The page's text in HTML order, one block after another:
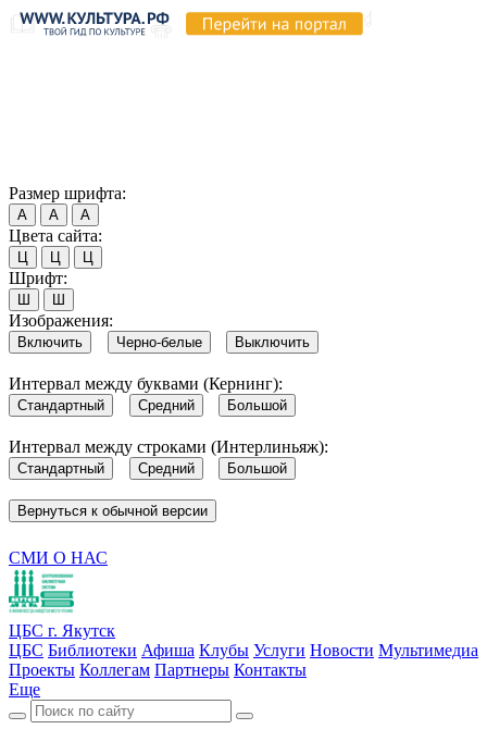
Размер шрифта:
А А А
Цвета сайта:
Ц Ц Ц
Шрифт:
Ш Ш
Изображения:
Включить Черно-белые Выключить
Интервал между буквами (Кернинг):
Стандартный Средний Большой
Интервал между строками (Интерлиньяж):
Стандартный Средний Большой
Вернуться к обычной версии
СМИ О НАС
ЦБС г. Якутск
ЦБС Библиотеки Афиша Клубы Услуги Новости Мультимедиа
Проекты Коллегам Партнеры Контакты
Еще